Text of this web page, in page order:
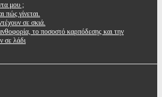
μου ;
πώς γίνεται.
σε σκιά.
το ποσοστό καρπόδεσης και την
σε λάδι